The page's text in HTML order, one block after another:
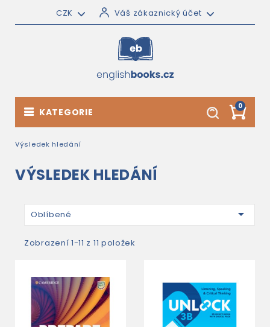
CZK Váš zákaznický účet
0
KATEGORIE
Výsledek hledání
VÝSLEDEK HLEDÁNÍ
Oblíbené 
Zobrazení 1-11 z 11 položek